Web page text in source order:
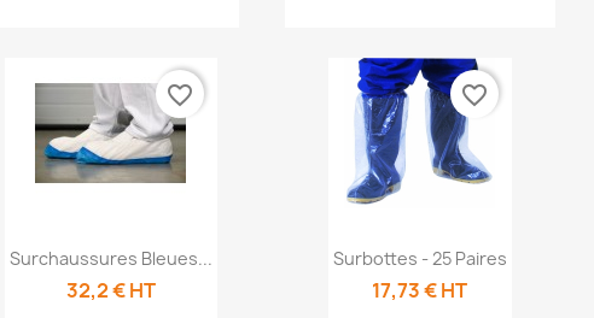
Surchaussures Bleues...
32,2 € HT
favorite_border
Surbottes - 25 Paires
17,73 € HT
favorite_border